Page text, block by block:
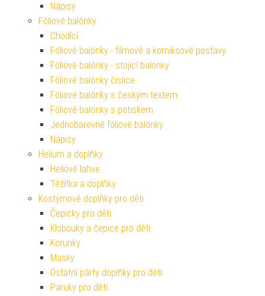
Nápisy
Fóliové balónky
Chodící
Fóliové balónky - filmové a komiksové postavy
Fóliové balónky - stojící balónky
Fóliové balónky číslice
Fóliové balónky s českým textem
Fóliové balónky s potiskem
Jednobarevné fóliové balónky
Nápisy
Helium a doplňky
Heliové lahve
Těžítka a doplňky
Kostýmové doplňky pro děti
Čepičky pro děti
Klobouky a čepice pro děti
Korunky
Masky
Ostatní párty doplňky pro děti
Paruky pro děti